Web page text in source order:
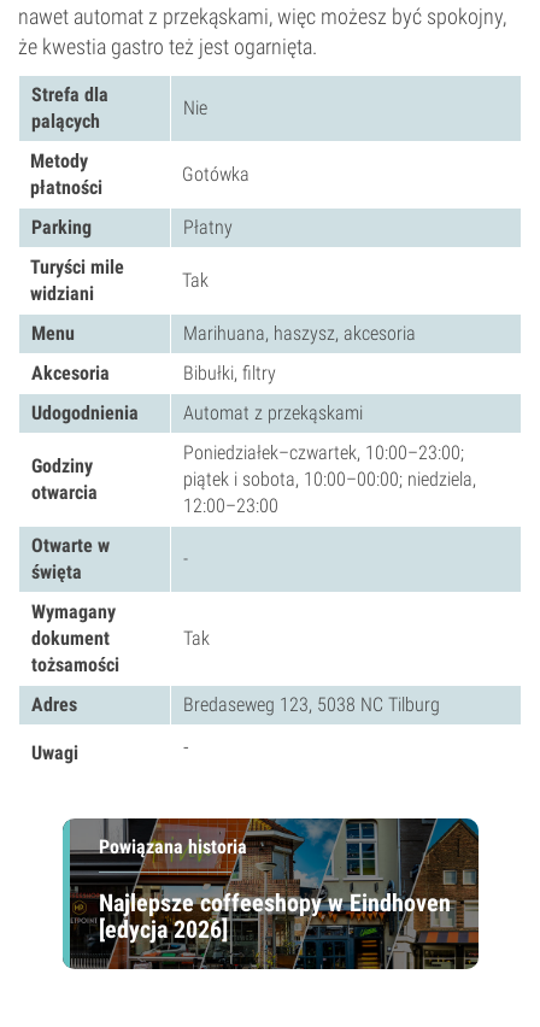
nawet automat z przekąskami, więc możesz być spokojny,
że kwestia gastro też jest ogarnięta.
Strefa dla
palących
Nie
Metody
płatności
Gotówka
Parking
Płatny
Turyści mile
widziani
Tak
Menu
Marihuana, haszysz, akcesoria
Akcesoria
Bibułki, filtry
Udogodnienia
Automat z przekąskami
Godziny
otwarcia
Poniedziałek–czwartek, 10:00–23:00;
piątek i sobota, 10:00–00:00; niedziela,
12:00–23:00
Otwarte w
święta
-
Wymagany
dokument
tożsamości
Tak
Adres Bredaseweg 123, 5038 NC Tilburg
Uwagi -
Powiązana historia
Najlepsze coffeeshopy w Eindhoven
[edycja 2026]